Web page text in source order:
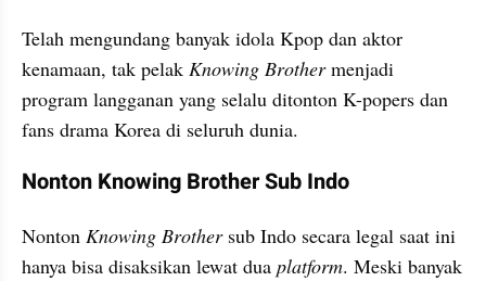
Telah mengundang banyak idola Kpop dan aktor
kenamaan, tak pelak Knowing Brother menjadi
program langganan yang selalu ditonton K-popers dan
fans drama Korea di seluruh dunia.
Nonton Knowing Brother Sub Indo
Nonton Knowing Brother sub Indo secara legal saat ini
hanya bisa disaksikan lewat dua platform. Meski banyak